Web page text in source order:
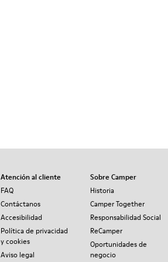
Atención al cliente
FAQ
Contáctanos
Accesibilidad
Política de privacidad
y cookies
Aviso legal
Sobre Camper
Historia
Camper Together
Responsabilidad Social
ReCamper
Oportunidades de
negocio